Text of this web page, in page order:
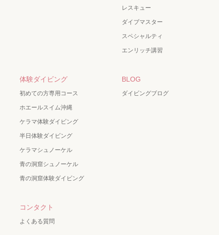
レスキュー
ダイブマスター
スペシャルティ
エンリッチ講習
体験ダイビング
初めての方専用コース
ホエールスイム沖縄
ケラマ体験ダイビング
半日体験ダイビング
ケラマシュノーケル
青の洞窟シュノーケル
青の洞窟体験ダイビング
BLOG
ダイビングブログ
コンタクト
よくある質問